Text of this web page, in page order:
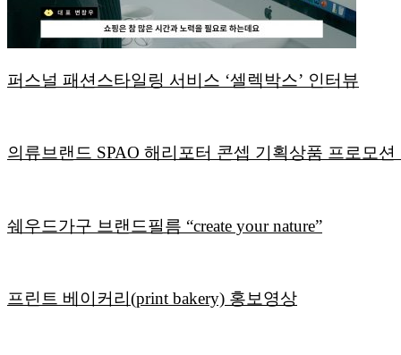
퍼스널 패션스타일링 서비스 ‘셀렉박스’ 인터뷰
의류브랜드 SPAO 해리포터 콘셉 기획상품 프로모션
쉐우드가구 브랜드필름 “create your nature”
프린트 베이커리(print bakery) 홍보영상